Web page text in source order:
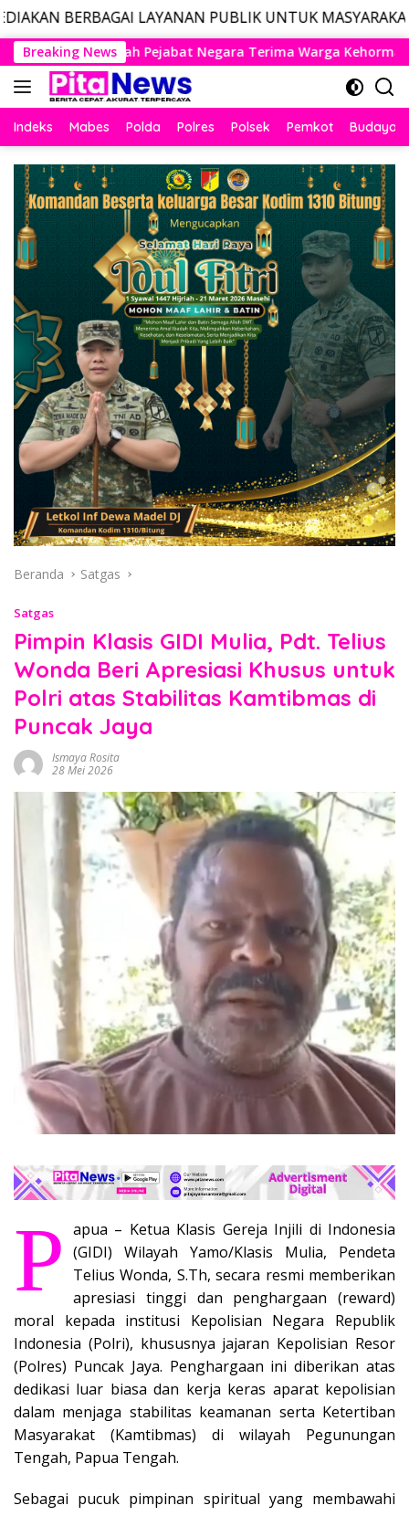
LAYANAN PUBLIK UNTUK MASYARAKAT, LAYANAN
Langsung
ke
konten
Breaking News
Terima Warga Kehormatan dan Brevet Korps Marinir
Indeks Mabes Polda Polres Polsek Pemkot Budaya
Beranda Satgas
Satgas
Pimpin Klasis GIDI Mulia, Pdt. Telius
Wonda Beri Apresiasi Khusus untuk
Polri atas Stabilitas Kamtibmas di
Puncak Jaya
Ismaya Rosita
28 Mei 2026
P apua – Ketua Klasis Gereja Injili di Indonesia
(GIDI) Wilayah Yamo/Klasis Mulia, Pendeta
Telius Wonda, S.Th, secara resmi memberikan
apresiasi tinggi dan penghargaan (reward)
moral kepada institusi Kepolisian Negara Republik
Indonesia (Polri), khususnya jajaran Kepolisian Resor
(Polres) Puncak Jaya. Penghargaan ini diberikan atas
dedikasi luar biasa dan kerja keras aparat kepolisian
dalam menjaga stabilitas keamanan serta Ketertiban
Masyarakat (Kamtibmas) di wilayah Pegunungan
Tengah, Papua Tengah.
Sebagai pucuk pimpinan spiritual yang membawahi